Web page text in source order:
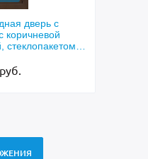
дверь с
коричневой
стеклопакетом и
руб.